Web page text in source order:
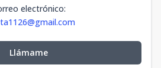
electrónico:
Llámame